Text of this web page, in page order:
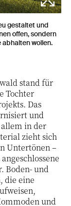
gestaltet und
offen, sondern
abhalten wollen.
stand für
Tochter
Das
und
in der
zieht sich
Untertönen –
Boden- und
die eine
und